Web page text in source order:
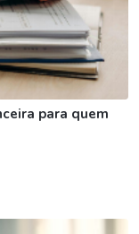
para quem